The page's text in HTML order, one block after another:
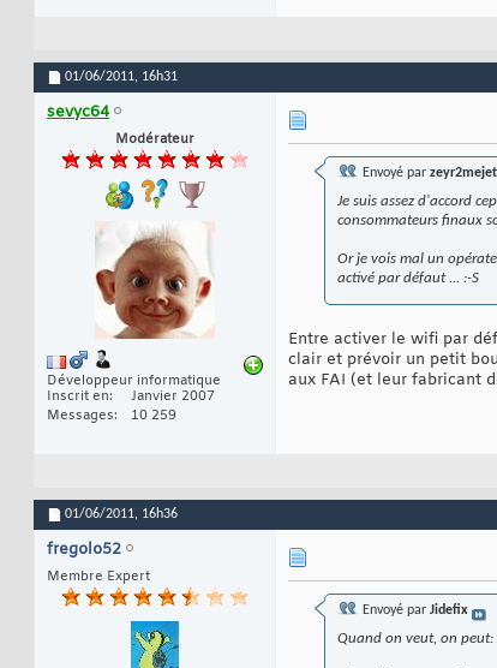
01/06/2011, 16h31
sevyc64
Modérateur
Développeur informatique
Inscrit en
Janvier 2007
Messages
10 259
Envoyé par
Je suis assez d'accord
consommateurs finaux
Or je vois mal un
activé par défaut ... :-S
Entre activer le wifi par
clair et prévoir un petit
aux FAI (et leur fabricant
01/06/2011, 16h36
fregolo52
Membre Expert
Envoyé par Jidefix
Quand on veut, on